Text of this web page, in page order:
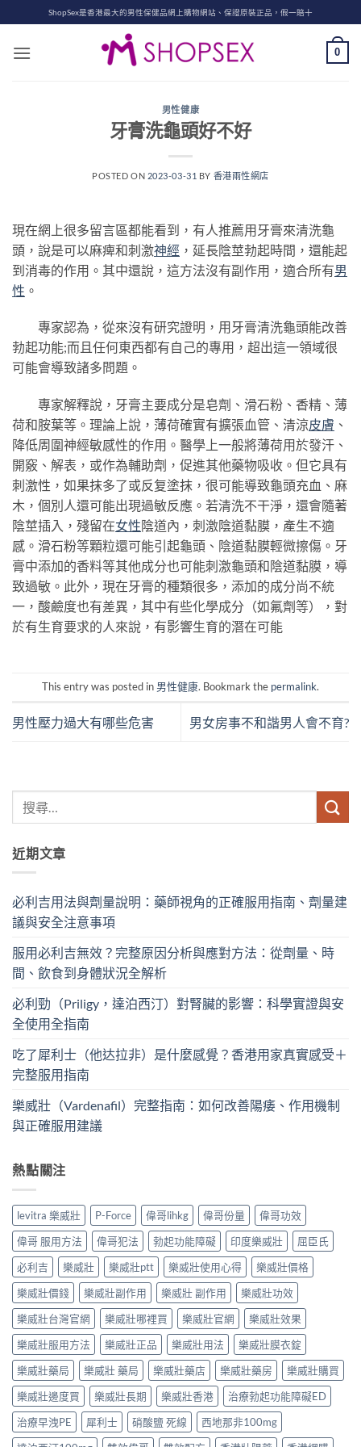
to
content
ShopSex是香港最大的男性保健品網上購物網站、保證原裝正品，假一賠十
0
男性健康
牙膏洗龜頭好不好
POSTED ON 2023-03-31 BY 香港兩性網店
現在網上很多留言區都能看到，有人推薦用牙膏來清洗龜
頭，說是可以麻痺和刺激神經 ，延長陰莖勃起時間，還能起
到消毒的作用。其中還說，這方法沒有副作用，適合所有男
性 。
專家認為，從來沒有研究證明，用牙膏清洗龜頭能改善
勃起功能;而且任何東西都有自己的專用，超出這一領域很
可能會導致諸多問題。
專家解釋說，牙膏主要成分是皂劑、滑石粉、香精、薄
荷和胺葉等。理論上說，薄荷確實有擴張血管、清涼皮膚 、
降低周圍神經敏感性的作用。醫學上一般將薄荷用於發汗、
開竅、解表，或作為輔助劑，促進其他藥物吸收。但它具有
刺激性，如果抹多了或反复塗抹，很可能導致龜頭充血、麻
木，個別人還可能出現過敏反應。若清洗不干淨，還會隨著
陰莖插入，殘留在女性陰道內，刺激陰道黏膜，產生不適
感。滑石粉等顆粒還可能引起龜頭、陰道黏膜輕微擦傷。牙
膏中添加的香料等其他成分也可能刺激龜頭和陰道黏膜，導
致過敏。此外，現在牙膏的種類很多，添加的成分尚不統
一，酸鹼度也有差異，其中有些化學成分（如氟劑等），對
於有生育要求的人來說，有影響生育的潛在可能
This entry was posted in 男性健康. Bookmark the permalink.
男性壓力過大有哪些危害 男女房事不和諧男人會不育?
近期文章
必利吉用法與劑量說明：藥師視角的正確服用指南、劑量建
議與安全注意事項
服用必利吉無效？完整原因分析與應對方法：從劑量、時
間、飲食到身體狀況全解析
必利勁（Priligy，達泊西汀）對腎臟的影響：科學實證與安
全使用全指南
吃了犀利士（他达拉非）是什麼感覺？香港用家真實感受＋
完整服用指南
樂威壯（Vardenafil）完整指南：如何改善陽痿、作用機制
與正確服用建議
熱點關注
levitra 樂威壯 P-Force 偉哥lihkg 偉哥份量
偉哥功效
偉哥 服用方法
偉哥犯法 勃起功能障礙 印度樂威壯
屈臣氏
必利吉
樂威壯 樂威壯ptt 樂威壯使用心得
樂威壯價格
樂威壯價錢
樂威壯副作用 樂威壯 副作用
樂威壯功效
樂威壯台灣官網
樂威壯哪裡買 樂威壯官網
樂威壯效果
樂威壯服用方法
樂威壯正品 樂威壯用法
樂威壯膜衣錠
樂威壯藥局
樂威壯 藥局 樂威壯藥店 樂威壯藥房
樂威壯購買
樂威壯邊度買
樂威壯長期 樂威壯香港
治療勃起功能障礙ED
治療早洩PE
犀利士 硝酸鹽 死線
西地那非100mg